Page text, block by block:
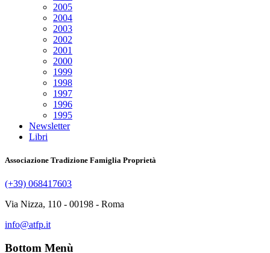
2005
2004
2003
2002
2001
2000
1999
1998
1997
1996
1995
Newsletter
Libri
Associazione Tradizione Famiglia Proprietà
(+39) 068417603
Via Nizza, 110 - 00198 - Roma
info@atfp.it
Bottom Menù